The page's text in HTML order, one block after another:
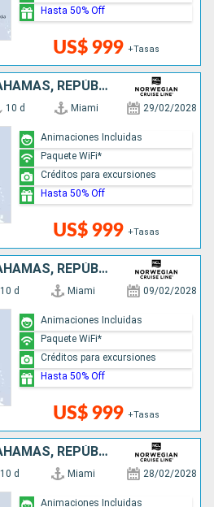
US$ 999 +Tasas
Hasta 50% Off
ESTADOS UNIDOS, BAHAMAS, REPÚBLICA DOMINICANA, ARUBA, JAMAICA
10 d Miami 29/02/2028
US$ 999 +Tasas
Animaciones Incluidas
Paquete WiFi*
Créditos para excursiones
Hasta 50% Off
ESTADOS UNIDOS, BAHAMAS, REPÚBLICA DOMINICANA, ARUBA, JAMAICA
10 d Miami 09/02/2028
US$ 999 +Tasas
Animaciones Incluidas
Paquete WiFi*
Créditos para excursiones
Hasta 50% Off
ESTADOS UNIDOS, BAHAMAS, REPÚBLICA DOMINICANA, ARUBA, JAMAICA, ISLAS CAIMÁN
10 d Miami 28/02/2028
Animaciones Incluidas